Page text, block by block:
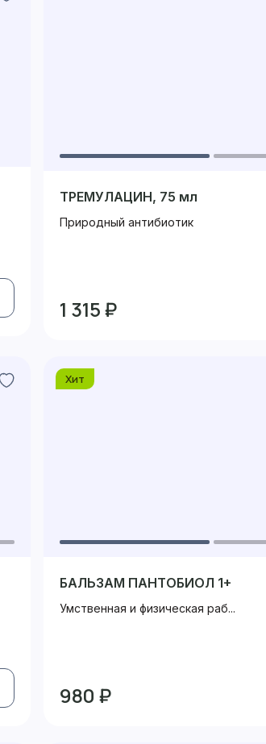
ТРЕМУЛАЦИН, 75 мл
Природный антибиотик
1 315 ₽
Хит
БАЛЬЗАМ ПАНТОБИОЛ 1+
Умственная и физическая раб...
980 ₽